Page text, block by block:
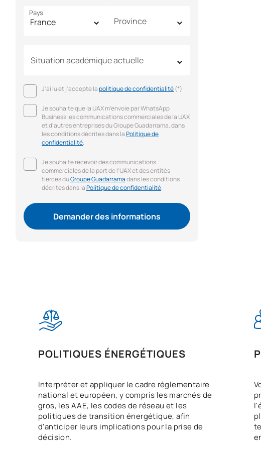
Pays
Province
Situation académique actuelle
J'ai lu et j'accepte lapolitique de confidentialité(*)
Je souhaite que la UAX m'envoie par WhatsApp
Business les communications commerciales de la UAX
et d'autres entreprises du Groupe Guadarrama, dans
les conditions décrites dans laPolitique de
confidentialité.
Je souhaite recevoir des communications
commerciales de la part de l'UAX et des entités
tierces duGroupe Guadarramadans les conditions
décrites dans laPolitique de confidentialité.
Demander des informations
POLITIQUES ÉNERGÉTIQUES
Interpréter et appliquer le cadre réglementaire
national et européen, y compris les marchés de
gros, les AAE, les codes de réseau et les
politiques de transition énergétique, afin
d'anticiper leurs implications pour la prise de
décision.